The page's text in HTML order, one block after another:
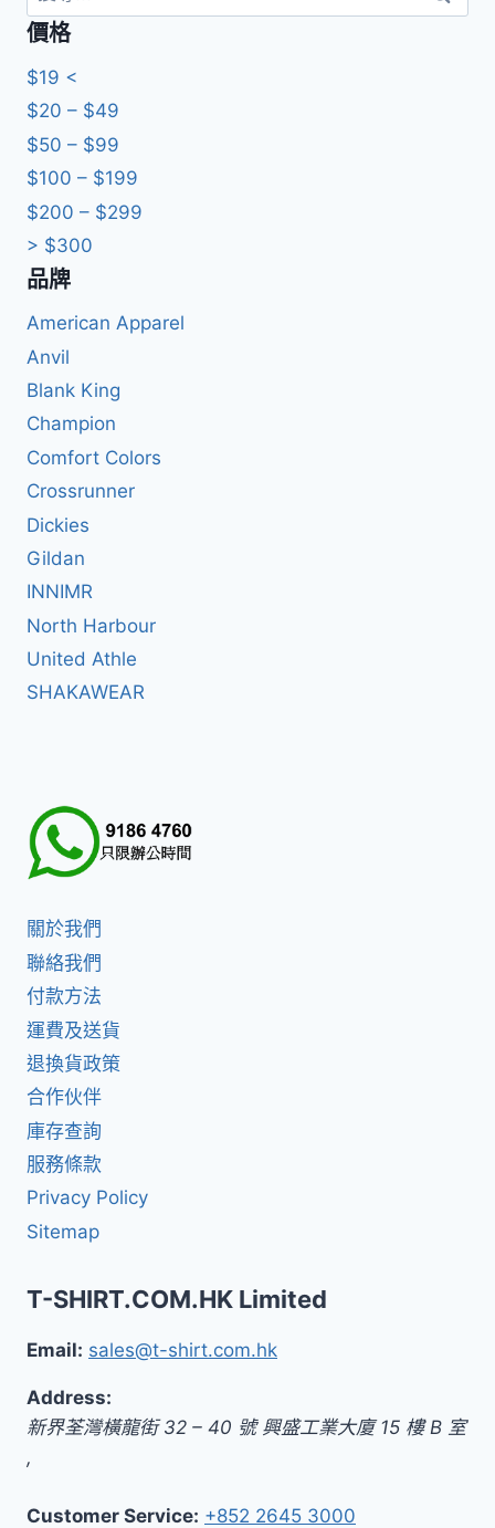
尋
關
鍵
字:
價格
$19 <
$20 – $49
$50 – $99
$100 – $199
$200 – $299
> $300
品牌
American Apparel
Anvil
Blank King
Champion
Comfort Colors
Crossrunner
Dickies
Gildan
INNIMR
North Harbour
United Athle
SHAKAWEAR
關於我們
聯絡我們
付款方法
運費及送貨
退換貨政策
合作伙伴
庫存查詢
服務條款
Privacy Policy
Sitemap
T-SHIRT.COM.HK Limited
Email: sales@t-shirt.com.hk
Address:
新界荃灣橫龍街 32 – 40 號 興盛工業大廈 15 樓 B 室
,
Customer Service: +852 2645 3000